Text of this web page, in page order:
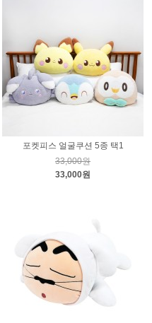
포켓피스 얼굴쿠션 5종 택1
33,000원
33,000원